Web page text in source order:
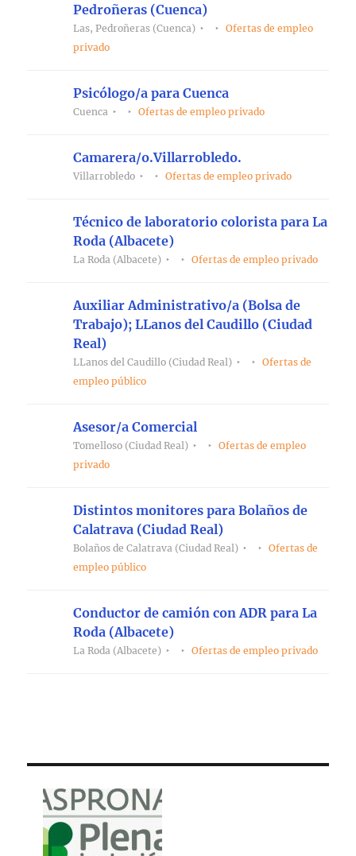
Pedroñeras (Cuenca)
Las, Pedroñeras (Cuenca)
Ofertas de empleo
privado
Psicólogo/a para Cuenca
Cuenca Ofertas de empleo privado
Camarera/o.Villarrobledo.
Villarrobledo Ofertas de empleo privado
Técnico de laboratorio colorista para La
Roda (Albacete)
La Roda (Albacete) Ofertas de empleo privado
Auxiliar Administrativo/a (Bolsa de
Trabajo); LLanos del Caudillo (Ciudad
Real)
LLanos del Caudillo (Ciudad Real)
Ofertas de
empleo público
Asesor/a Comercial
Tomelloso (Ciudad Real)
Ofertas de empleo
privado
Distintos monitores para Bolaños de
Calatrava (Ciudad Real)
Bolaños de Calatrava (Ciudad Real)
Ofertas de
empleo público
Conductor de camión con ADR para La
Roda (Albacete)
La Roda (Albacete) Ofertas de empleo privado